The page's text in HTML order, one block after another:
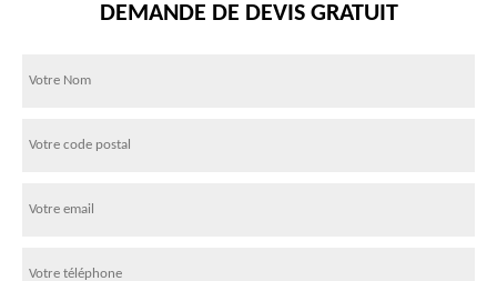
DEMANDE DE DEVIS GRATUIT